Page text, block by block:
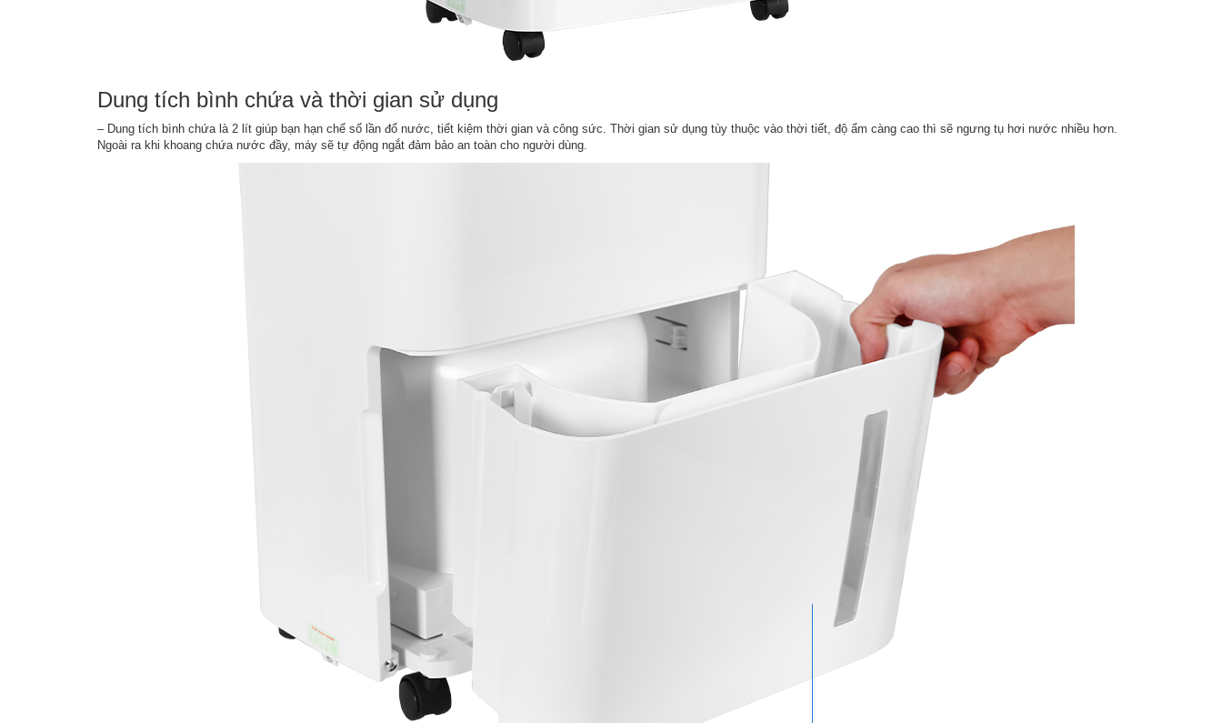
Dung tích bình chứa và thời gian sử dụng
– Dung tích bình chứa là 2 lít giúp bạn hạn chế số lần đổ nước, tiết kiệm thời gian và công sức. Thời gian sử dụng tùy thuộc vào thời tiết, độ ẩm càng cao thì sẽ ngưng tụ hơi nước nhiều hơn.
Ngoài ra khi khoang chứa nước đầy, máy sẽ tự động ngắt đảm bảo an toàn cho người dùng.